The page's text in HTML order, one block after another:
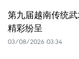
第九届越南传统
精彩纷呈
03/08/2026 03:34